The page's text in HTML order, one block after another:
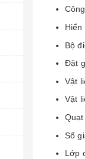
Hiển
Bộ
Đặt
Vật
Vật
Số
Lớp